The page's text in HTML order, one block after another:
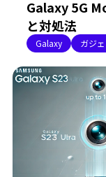
Galaxy 5G
と対処法
Galaxy ガジ